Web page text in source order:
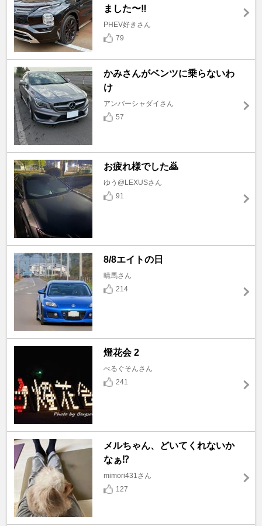
ました〜‼️
PHEV好きさん
79
かみさんがベンツに乗らないわ
け
アンバーシャダイさん
57
お疲れ様でした🙇
ゆう@LEXUSさん
91
8/8エイトの日
晴馬さん
214
燈花会 2
べるぐそんさん
241
メルちゃん、どいてくれないか
なぁ⁉️
mimori431さん
127